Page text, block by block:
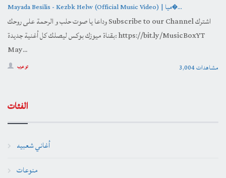
Mayada Besilis - Kezbk Helw (Official Music Video) | ميا�...
وداعا يا صوت حلب و الرحمة على روحك Subscribe to our Channel اشترك
بقناة ميوزك بوكس ليصلك كل أغنية جديدة: https://bit.ly/MusicBoxYT
May...
تو عرب 3,004 مشاهدات
الفئات
أغاني شعبيه
منوعات